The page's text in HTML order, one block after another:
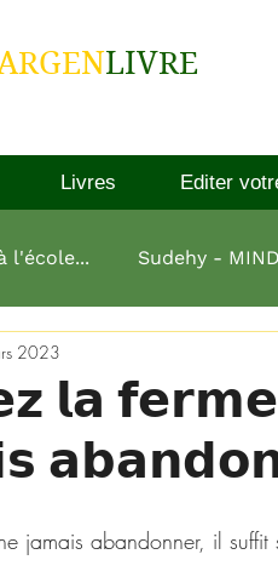
LIVRE
Livres Editer
l'école... Sudehy -
Aliko Dangote
babylone
𝗹𝗮
2023
jamais abandonner, il